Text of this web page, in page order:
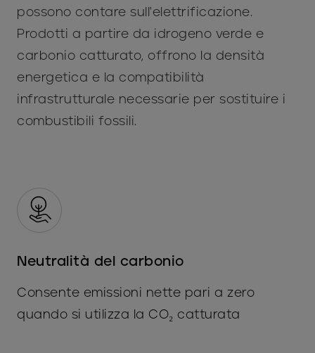
possono contare sull'elettrificazione.
Prodotti a partire da idrogeno verde e
carbonio catturato, offrono la densità
energetica e la compatibilità
infrastrutturale necessarie per sostituire i
combustibili fossili.
Neutralità del carbonio
Consente emissioni nette pari a zero
quando si utilizza la CO₂ catturata